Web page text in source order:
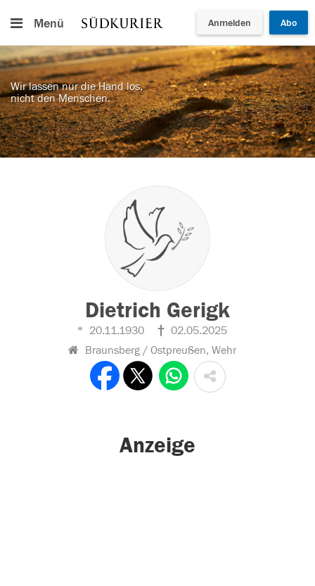
Menü Anmelden Abo
Wir lassen nur die Hand los,
nicht den Menschen.
Dietrich Gerigk
20.11.1930
02.05.2025
Braunsberg / Ostpreußen, Wehr
Anzeige